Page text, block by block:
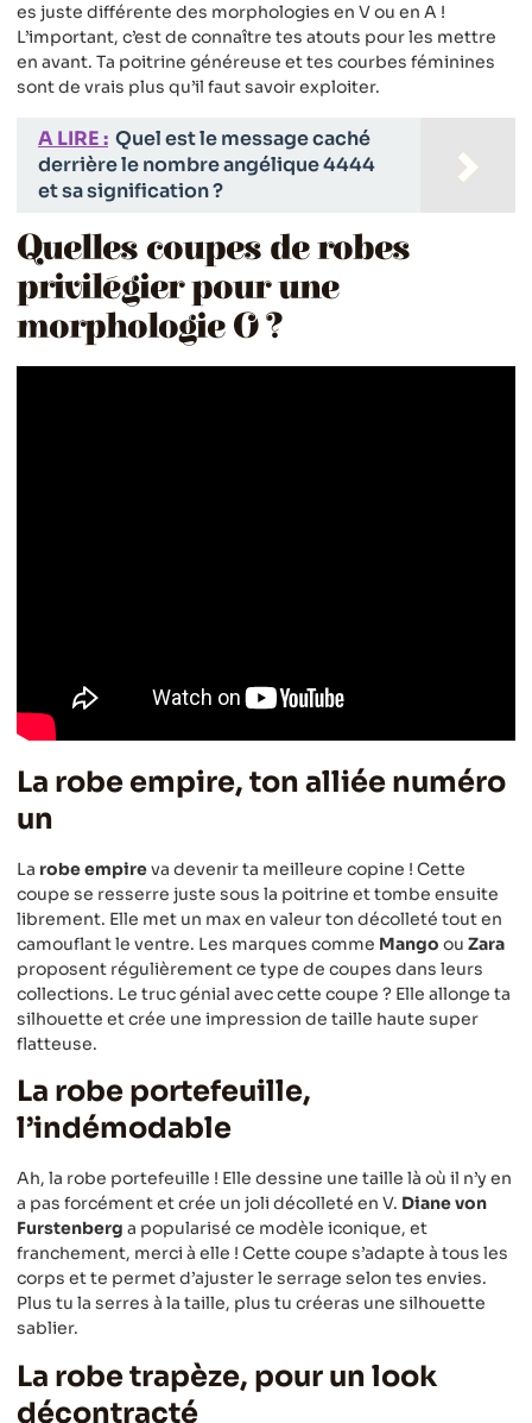
es juste différente des morphologies en V ou en A !
L’important, c’est de connaître tes atouts pour les mettre
en avant. Ta poitrine généreuse et tes courbes féminines
sont de vrais plus qu’il faut savoir exploiter.
A LIRE : Quel est le message caché
derrière le nombre angélique 4444
et sa signification ?
Quelles coupes de robes
privilégier pour une
morphologie O ?
La robe empire, ton alliée numéro
un
La robe empireva devenir ta meilleure copine ! Cette
coupe se resserre juste sous la poitrine et tombe ensuite
librement. Elle met un max en valeur ton décolleté tout en
camouflant le ventre. Les marques comme Mango ou Zara
proposent régulièrement ce type de coupes dans leurs
collections. Le truc génial avec cette coupe ? Elle allonge ta
silhouette et crée une impression de taille haute super
flatteuse.
La robe portefeuille,
l’indémodable
Ah, la robe portefeuille ! Elle dessine une taille là où il n’y en
a pas forcément et crée un joli décolleté en V. Diane von
Furstenberg a popularisé ce modèle iconique, et
franchement, merci à elle ! Cette coupe s’adapte à tous les
corps et te permet d’ajuster le serrage selon tes envies.
Plus tu la serres à la taille, plus tu créeras une silhouette
sablier.
La robe trapèze, pour un look
décontracté